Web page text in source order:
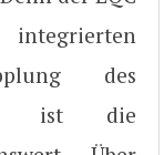
des
ist die